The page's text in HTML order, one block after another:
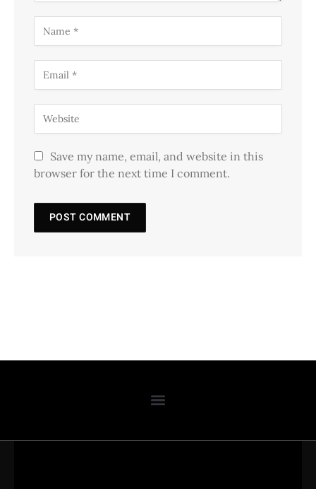
Save my name, email, and website in this
browser for the next time I comment.